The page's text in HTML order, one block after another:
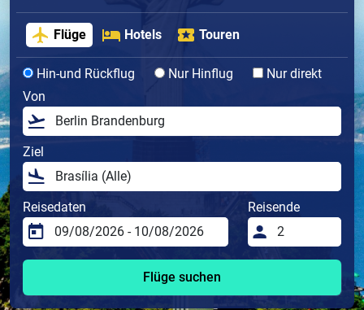
Flüge Hotels Touren
Hin-und Rückflug Nur Hinflug
Nur direkt
Von
Ziel
Reisedaten Reisende
Flüge suchen